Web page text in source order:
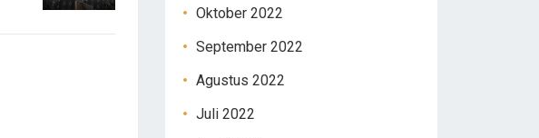
Oktober 2022
September 2022
Agustus 2022
Juli 2022